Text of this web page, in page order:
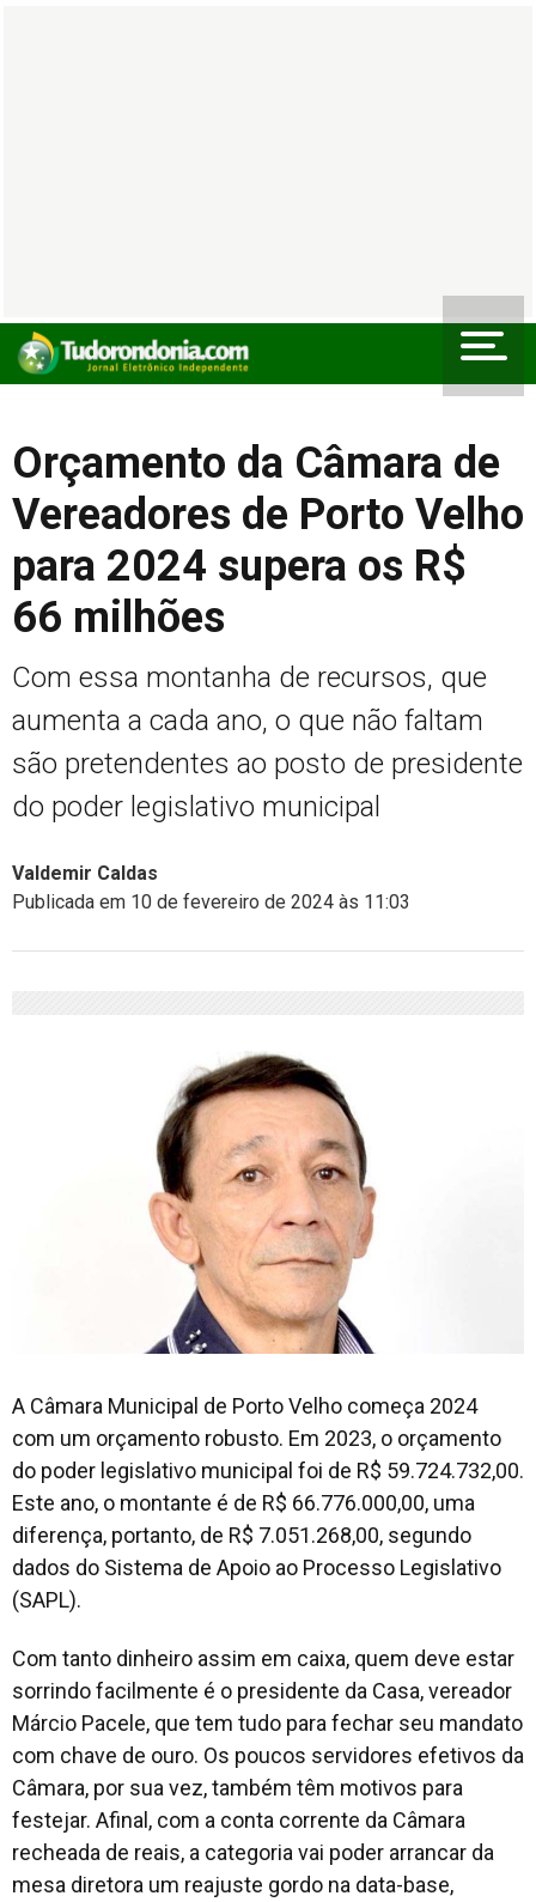
Orçamento da Câmara de
Vereadores de Porto Velho
para 2024 supera os R$
66 milhões
Com essa montanha de recursos, que
aumenta a cada ano, o que não faltam
são pretendentes ao posto de presidente
do poder legislativo municipal
Valdemir Caldas
Publicada em 10 de fevereiro de 2024 às 11:03
A Câmara Municipal de Porto Velho começa 2024
com um orçamento robusto. Em 2023, o orçamento
do poder legislativo municipal foi de R$ 59.724.732,00.
Este ano, o montante é de R$ 66.776.000,00, uma
diferença, portanto, de R$ 7.051.268,00, segundo
dados do Sistema de Apoio ao Processo Legislativo
(SAPL).
Com tanto dinheiro assim em caixa, quem deve estar
sorrindo facilmente é o presidente da Casa, vereador
Márcio Pacele, que tem tudo para fechar seu mandato
com chave de ouro. Os poucos servidores efetivos da
Câmara, por sua vez, também têm motivos para
festejar. Afinal, com a conta corrente da Câmara
recheada de reais, a categoria vai poder arrancar da
mesa diretora um reajuste gordo na data-base,